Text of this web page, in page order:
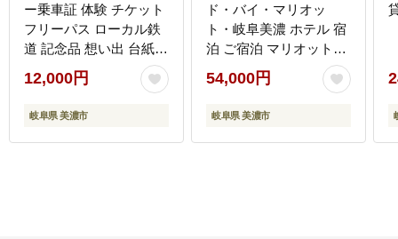
ー乗車証 体験 チケット
フリーパス ローカル鉄
道 記念品 想い出 台紙付
き 限定 ゆるキャラ うだ
つくん 車窓 風景 絶景
名所巡り 電車 列車 観光
散策 趣味 旅 観光 岐阜
12,000円
岐阜県 美濃市
ド・バイ・マリオッ
ト・岐阜美濃 ホテル 宿
泊 ご宿泊 マリオットホ
テル ホテルステイ ステ
イ 観光 アクティビティ
アクティブ 旅行 トラベ
無料 岐阜県 美濃市
54,000円
岐阜県 美濃市